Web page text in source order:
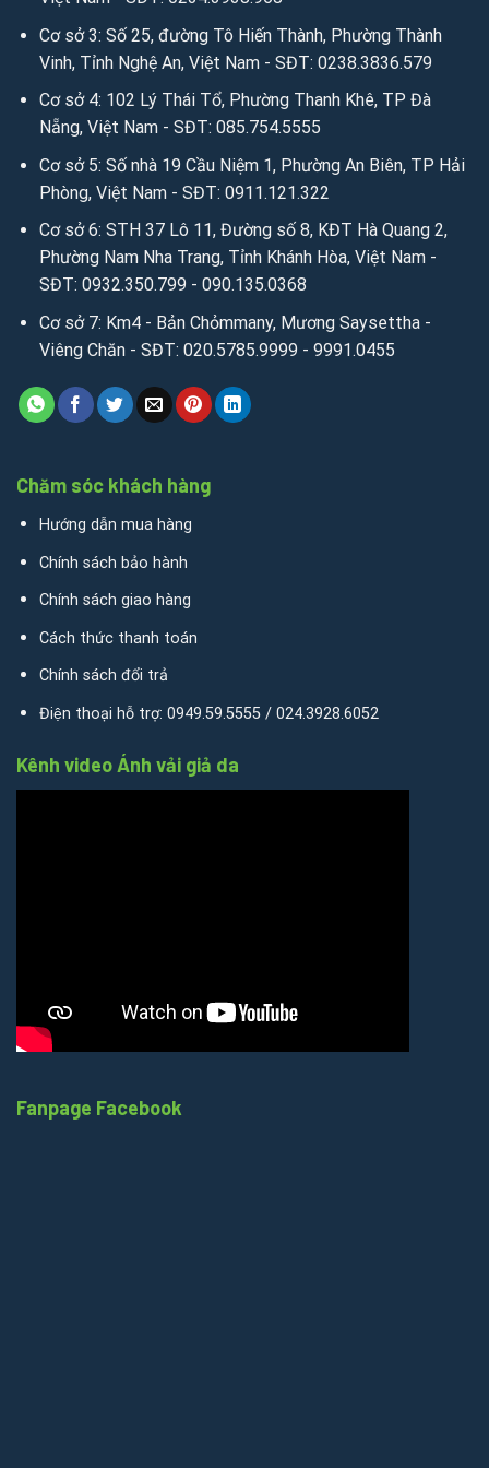
hsimili.vn/ anhsimili.com.vn/ sofaanh.vn
3. Kết nối miễn phí để tìm hiểu sâu hơn qua Email:
Email: sales.anhvaigiada@gmail.com /ngochanjsc2016@g
mail.com /nhandisc@yahoo.com
Nguồn: Ánh vải giả da
Người đưa tin: Mr Kim Cương
Cơ sở 3: Số 25, đường Tô Hiến Thành, Phường Thành
Vinh, Tỉnh Nghệ An, Việt Nam - SĐT: 0238.3836.579
Cơ sở 4: 102 Lý Thái Tổ, Phường Thanh Khê, TP Đà
Nẵng, Việt Nam - SĐT: 085.754.5555
Cơ sở 5: Số nhà 19 Cầu Niệm 1, Phường An Biên, TP Hải
Phòng, Việt Nam - SĐT: 0911.121.322
Cơ sở 6: STH 37 Lô 11, Đường số 8, KĐT Hà Quang 2,
Phường Nam Nha Trang, Tỉnh Khánh Hòa, Việt Nam -
SĐT: 0932.350.799 - 090.135.0368
Cơ sở 7: Km4 - Bản Chỏmmany, Mương Saysettha -
Viêng Chăn - SĐT: 020.5785.9999 - 9991.0455
Chăm sóc khách hàng
Hướng dẫn mua hàng
Chính sách bảo hành
Chính sách giao hàng
Cách thức thanh toán
Chính sách đổi trả
Điện thoại hỗ trợ: 0949.59.5555 / 024.3928.6052
Kênh video Ánh vải giả da
Fanpage Facebook